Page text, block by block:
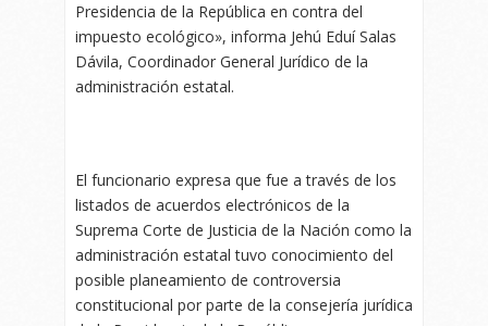
Presidencia de la República en contra del
impuesto ecológico», informa Jehú Eduí Salas
Dávila, Coordinador General Jurídico de la
administración estatal.
El funcionario expresa que fue a través de los
listados de acuerdos electrónicos de la
Suprema Corte de Justicia de la Nación como la
administración estatal tuvo conocimiento del
posible planeamiento de controversia
constitucional por parte de la consejería jurídica